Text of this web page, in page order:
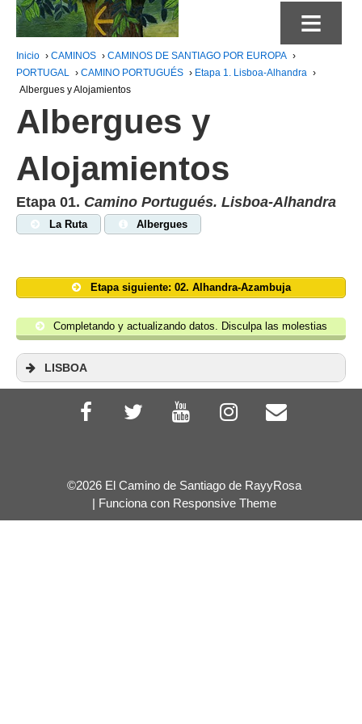
≡
Inicio › CAMINOS › CAMINOS DE SANTIAGO POR EUROPA ›
PORTUGAL › CAMINO PORTUGUÉS › Etapa 1. Lisboa-Alhandra ›
Albergues y Alojamientos
Albergues y
Alojamientos
Etapa 01. Camino Portugués. Lisboa-Alhandra
La Ruta Albergues
Etapa siguiente: 02. Alhandra-Azambuja
Completando y actualizando datos. Disculpa las molestias
LISBOA
Albergue de Peregrinos
©2026 El Camino de Santiago de RayyRosa
| Funciona con Responsive Theme